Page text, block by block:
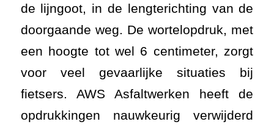
de lijngoot, in de lengterichting van de
doorgaande weg. De wortelopdruk, met
een hoogte tot wel 6 centimeter, zorgt
voor veel gevaarlijke situaties bij
fietsers. AWS Asfaltwerken heeft de
opdrukkingen nauwkeurig verwijderd